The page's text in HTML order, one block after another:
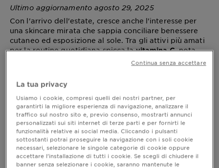
Ultimo aggiornamento agosto 29, 2025
Con l'arrivo dell'estate, cresce anche l'interesse per
una skincare mirata che sappia conciliare benessere
cutaneo ed esposizione al sole. Tra gli attivi più amati
per la routine quotidiana spicca lavitamina C,nota
per la sua azione antiossidante e illuminante. Ma
può davvero usare sotto il sole senza rischi? In questa
guida rispondiamo a tutte le domande più comuni,
sfatiamo i falsi miti e ti aiutiamo a sfruttare al massimo
le potenzialità di questo ingrediente anche in estate.
La vitamina C è davvero fotosensibile?
Facciamo chiarezza
La tua privacy
Usiamo i cookie, compresi quelli dei nostri partner, per
garantirti la migliore esperienza di navigazione, analizzare il
traffico sul nostro sito e, previo consenso, mostrarti annunci
personalizzati sui siti internet di terze parti e per fornirti le
funzionalità relative ai social media. Cliccando i pulsanti
sottostanti potrai proseguire la navigazione con i soli cookie
necessari, selezionare le singole categorie di cookie oppure
accettare l’installazione di tutti i cookie. Se scegli di chiudere il
banner senza selezionare i cookie, saranno mantenute le
Continua senza accettare